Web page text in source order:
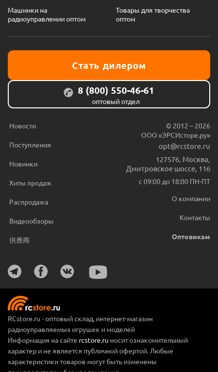
Машинки на
радиоуправлении оптом
Товары для творчества
оптом
Стать дилером
8 (800) 550-46-61
оптовый отдел
Новости
Поступления
Новинки
Хиты продаж
Распродажа
Видеообзоры
供應商
© 2012 – 2026
ООО «ЭРСИсторе.ру»
opt@rcstore.ru
127576 Москва
Дмитровское шоссе, 116
с 09:00 до 18:00 ПН-ПТ
О компании
Контакты
Оптовикам
RCstore.ru - оптовый склад, интернет-магазин
радиоуправляемых игрушек и моделей
Информация на сайте rcstore.ru носит ознакомительный
характер и не является публичной офертой. Любые
характеристики товаров могут быть изменены